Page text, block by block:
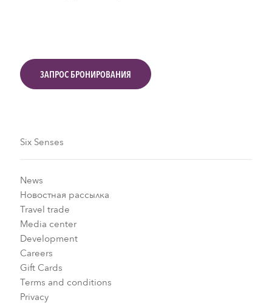
ЗАПРОС БРОНИРОВАНИЯ
Six Senses
News
Новостная рассылка
Travel trade
Media center
Development
Careers
Gift Cards
Terms and conditions
Privacy